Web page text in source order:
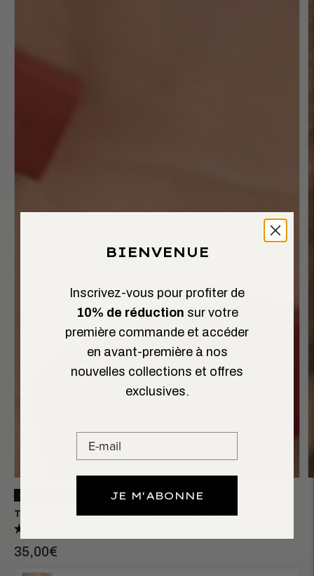
LAST CHANCE
TROUSSE À MAQUILLAGE FRANCIS
35,00€
BIENVENUE
Inscrivez-vous pour profiter de
10% de réduction sur votre
première commande et accéder
en avant-première à nos
nouvelles collections et offres
exclusives.
JE M'ABONNE